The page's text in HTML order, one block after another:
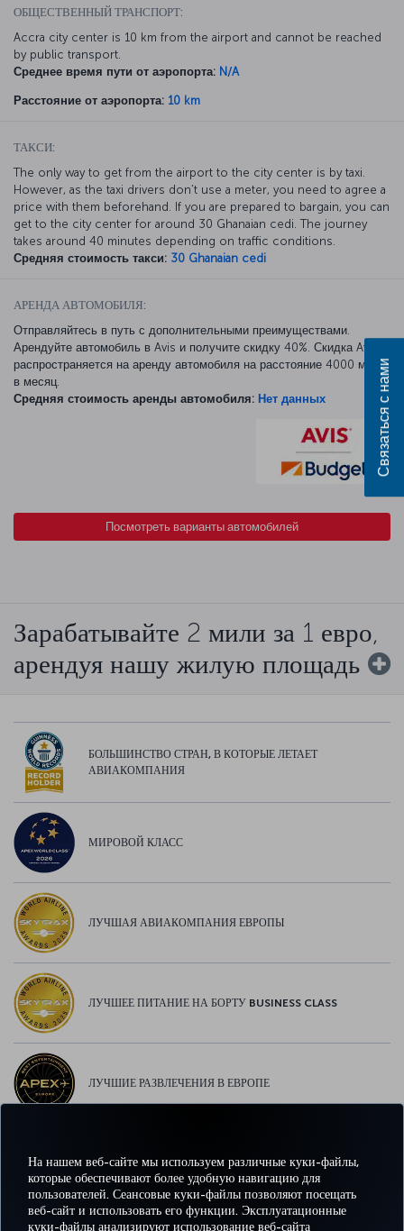
На нашем веб-сайте мы используем различные куки-файлы,
которые обеспечивают более удобную навигацию для
пользователей. Сеансовые куки-файлы позволяют посещать
веб-сайт и использовать его функции. Эксплуатационные
куки-файлы анализируют использование веб-сайта
ОБЩЕСТВЕННЫЙ ТРАНСПОРТ:
Accra city center is 10 km from the airport and cannot be reached
by public transport.
Среднее время пути от аэропорта: N/A
Расстояние от аэропорта: 10 km
ТАКСИ:
The only way to get from the airport to the city center is by taxi.
However, as the taxi drivers don’t use a meter, you need to agree a
price with them beforehand. If you are prepared to bargain, you can
get to the city center for around 30 Ghanaian cedi. The journey
takes around 40 minutes depending on traffic conditions.
Средняя стоимость такси: 30 Ghanaian cedi
АРЕНДА АВТОМОБИЛЯ:
Отправляйтесь в путь с дополнительными преимуществами.
Арендуйте автомобиль в Avis и получите скидку 40%. Скидка Avis
распространяется на аренду автомобиля на расстояние 4000 миль
в месяц.
Средняя стоимость аренды автомобиля: Нет данных
Посмотреть варианты автомобилей
Зарабатывайте 2 мили за 1 евро,
арендуя нашу жилую площадь
БОЛЬШИНСТВО СТРАН, В КОТОРЫЕ ЛЕТАЕТ
АВИАКОМПАНИЯ
МИРОВОЙ КЛАСС
ЛУЧШАЯ АВИАКОМПАНИЯ ЕВРОПЫ
ЛУЧШЕЕ ПИТАНИЕ НА БОРТУ BUSINESS CLASS
ЛУЧШИЕ РАЗВЛЕЧЕНИЯ В ЕВРОПЕ
ЛУЧШИЙ WI-FI В ЕВРОПЕ
Связаться с нами